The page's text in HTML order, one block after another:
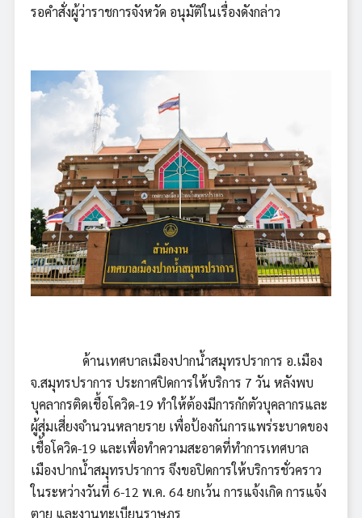
รอคำสั่งผู้ว่าราชการจังหวัด อนุมัติในเรื่องดังกล่าว
ด้านเทศบาลเมืองปากน้ำสมุทรปราการ อ.เมือง
จ.สมุทรปราการ ประกาศปิดการให้บริการ 7 วัน หลังพบ
บุคลากรติดเชื้อโควิด-19 ทำให้ต้องมีการกักตัวบุคลากรและ
ผู้สุ่มเสี่ยงจำนวนหลายราย เพื่อป้องกันการแพร่ระบาดของ
เชื้อโควิด-19 และเพื่อทำความสะอาดที่ทำการเทศบาล
เมืองปากน้ำสมุทรปราการ จึงขอปิดการให้บริการชั่วคราว
ในระหว่างวันที่ 6-12 พ.ค. 64 ยกเว้น การแจ้งเกิด การแจ้ง
ตาย และงานทะเบียนราษฎร